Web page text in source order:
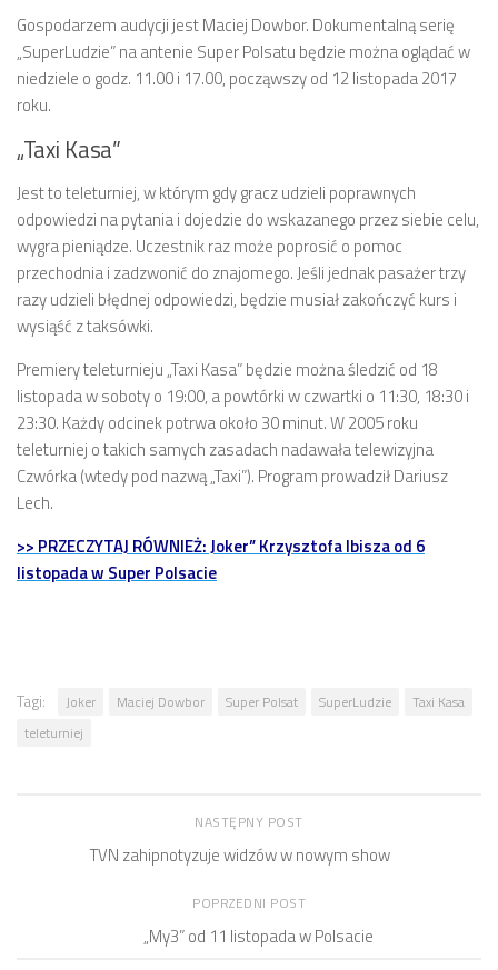
Gospodarzem audycji jest Maciej Dowbor. Dokumentalną serię
„SuperLudzie” na antenie Super Polsatu będzie można oglądać w
niedziele o godz. 11.00 i 17.00, począwszy od 12 listopada 2017
roku.
„Taxi Kasa”
Jest to teleturniej, w którym gdy gracz udzieli poprawnych
odpowiedzi na pytania i dojedzie do wskazanego przez siebie celu,
wygra pieniądze. Uczestnik raz może poprosić o pomoc
przechodnia i zadzwonić do znajomego. Jeśli jednak pasażer trzy
razy udzieli błędnej odpowiedzi, będzie musiał zakończyć kurs i
wysiąść z taksówki.
Premiery teleturnieju „Taxi Kasa” będzie można śledzić od 18
listopada w soboty o 19:00, a powtórki w czwartki o 11:30, 18:30 i
23:30. Każdy odcinek potrwa około 30 minut. W 2005 roku
teleturniej o takich samych zasadach nadawała telewizyjna
Czwórka (wtedy pod nazwą „Taxi”). Program prowadził Dariusz
Lech.
>> PRZECZYTAJ RÓWNIEŻ: Joker” Krzysztofa Ibisza od 6
listopada w Super Polsacie
Tagi: Joker Maciej Dowbor Super Polsat SuperLudzie
Taxi Kasa
teleturniej
NASTĘPNY POST
TVN zahipnotyzuje widzów w nowym show
POPRZEDNI POST
„My3” od 11 listopada w Polsacie